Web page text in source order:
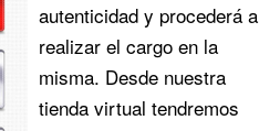
autenticidad y procederá a
realizar el cargo en la
misma. Desde nuestra
tienda virtual tendremos